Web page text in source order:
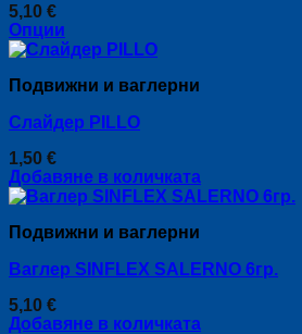
options
may
be
chosen
on
the
product
page
5,10 €
Опции
This
has
variants.
options
may
be
chosen
on
the
product
page
Подвижни и ваглерни
Слайдер PILLO
1,50 €
Добавяне в количката
Подвижни и ваглерни
Ваглер SINFLEX SALERNO 6гр.
5,10 €
Добавяне в количката